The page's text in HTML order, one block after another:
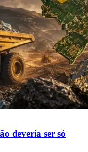
deveria ser só